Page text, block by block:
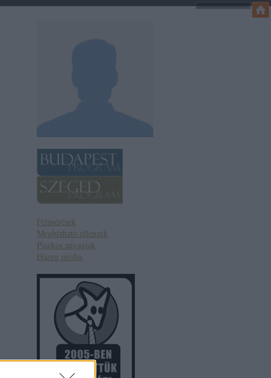
Felmérések
Megbízható ellenzék
Piszkos anyagiak
Hazug média